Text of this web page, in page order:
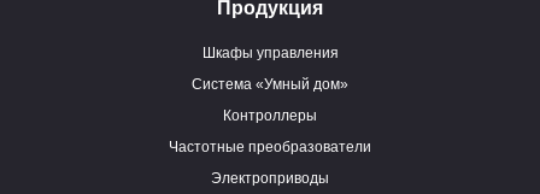
Продукция
Шкафы управления
Система «Умный дом»
Контроллеры
Частотные преобразователи
Электроприводы